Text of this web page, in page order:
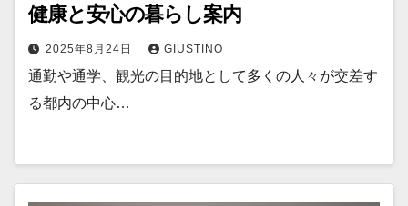
健康と安心の暮らし案内
2025年8月24日 GIUSTINO
通勤や通学、観光の目的地として多くの人々が交差す
る都内の中心…